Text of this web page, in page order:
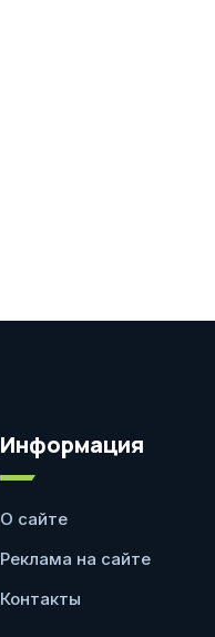
Информация
О сайте
Реклама на сайте
Контакты